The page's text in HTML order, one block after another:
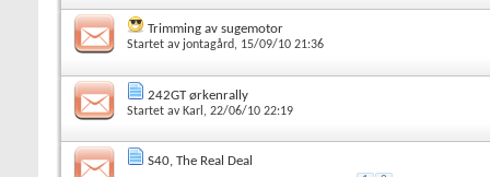
Trimming av sugemotor
Startet av jontagård, 15/09/10 21:36
242GT ørkenrally
Startet av Karl , 22/06/10 22:19
S40, The Real Deal